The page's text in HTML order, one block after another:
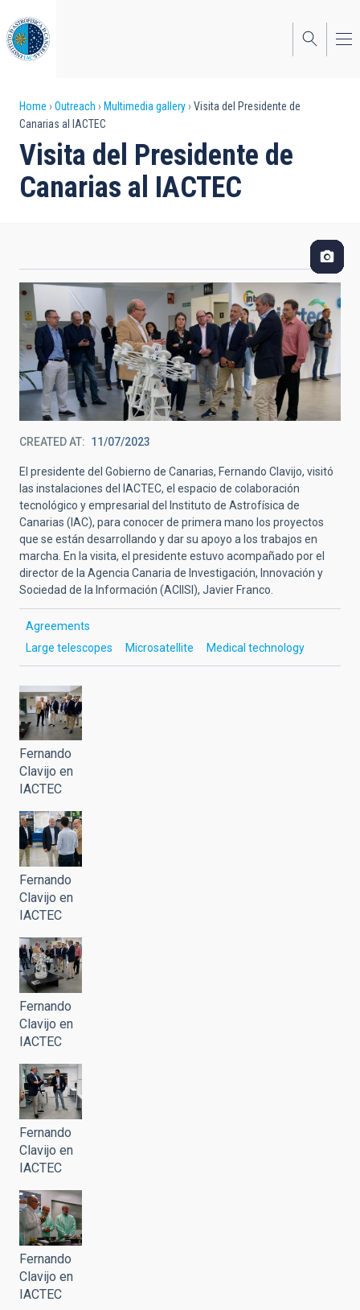
to
main
content
Breadcrumb
Home Outreach Multimedia gallery
Visita del Presidente de
Canarias al IACTEC
Visita del Presidente de
Canarias al IACTEC
CREATED AT 11/07/2023
El presidente del Gobierno de Canarias, Fernando Clavijo, visitó
las instalaciones del IACTEC, el espacio de colaboración
tecnológico y empresarial del Instituto de Astrofísica de
Canarias (IAC), para conocer de primera mano los proyectos
que se están desarrollando y dar su apoyo a los trabajos en
marcha. En la visita, el presidente estuvo acompañado por el
director de la Agencia Canaria de Investigación, Innovación y
Sociedad de la Información (ACIISI), Javier Franco.
Agreements
Large telescopes
Microsatellite Medical technology
Fernando
Clavijo en
IACTEC
Fernando
Clavijo en
IACTEC
Fernando
Clavijo en
IACTEC
Fernando
Clavijo en
IACTEC
Fernando
Clavijo en
IACTEC